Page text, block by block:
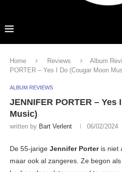
Home Reviews Album
PORTER – Yes I Do (Cougar Moon
ALBUM REVIEWS
JENNIFER PORTER – Yes
Music)
written by Bart Verlent 06/02/2024
De 55-jarige Jennifer Porteris niet
maar ook al zangeres. Ze begon